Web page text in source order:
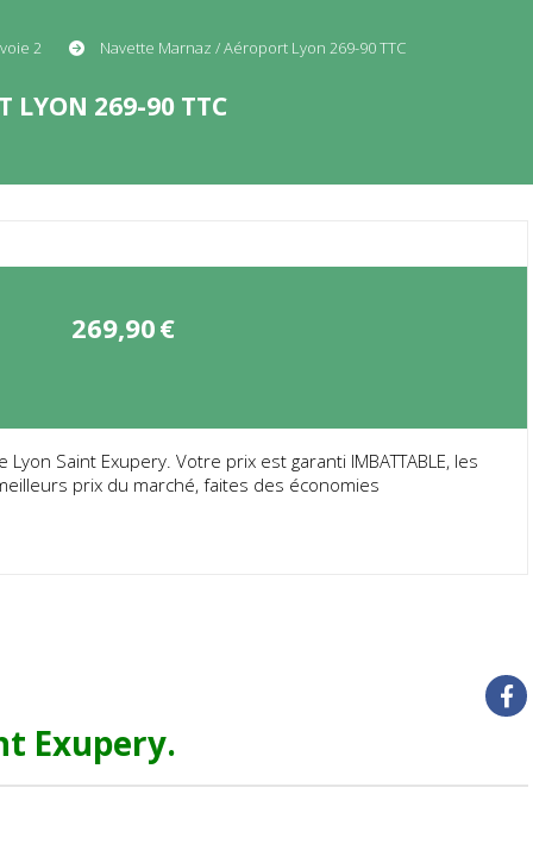
2 Navette Marnaz / Aéroport Lyon 269-90 TTC
LYON 269-90 TTC
269,90€
Lyon Saint Exupery. Votre prix est garanti IMBATTABLE, les
prix du marché, faites des économies
Exupery.